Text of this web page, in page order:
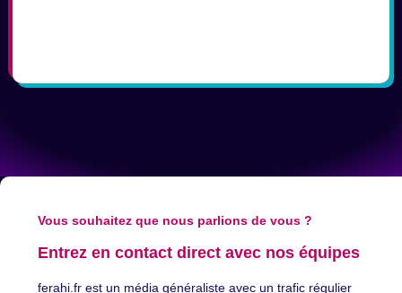
Vous souhaitez que nous parlions de vous ?
Entrez en contact direct avec nos équipes
ferahi.fr est un média généraliste avec un trafic régulier